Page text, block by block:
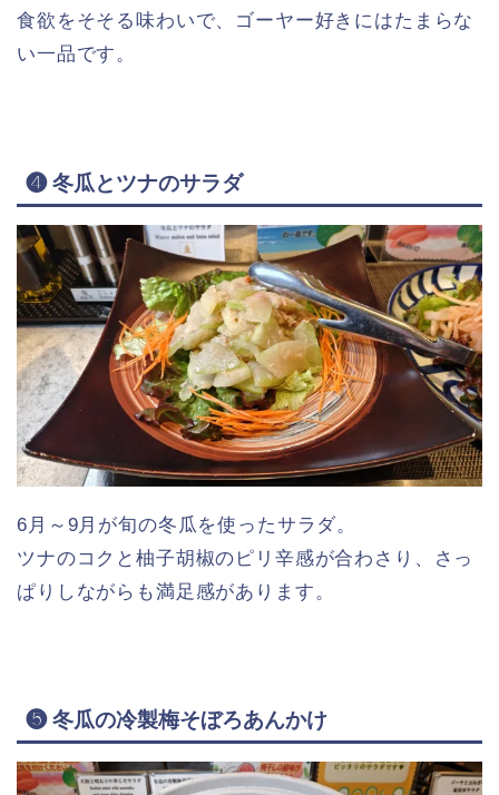
食欲をそそる味わいで、ゴーヤー好きにはたまらな
い一品です。
❹ 冬瓜とツナのサラダ
6月～9月が旬の冬瓜を使ったサラダ。
ツナのコクと柚子胡椒のピリ辛感が合わさり、さっ
ぱりしながらも満足感があります。
❺ 冬瓜の冷製梅そぼろあんかけ